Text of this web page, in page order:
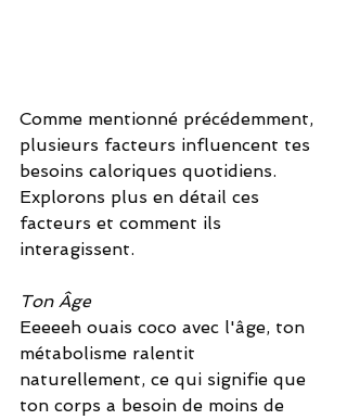
Comme mentionné précédemment,
plusieurs facteurs influencent tes
besoins caloriques quotidiens.
Explorons plus en détail ces
facteurs et comment ils
interagissent.
Ton Âge
Eeeeeh ouais coco avec l'âge, ton
métabolisme ralentit
naturellement, ce qui signifie que
ton corps a besoin de moins de